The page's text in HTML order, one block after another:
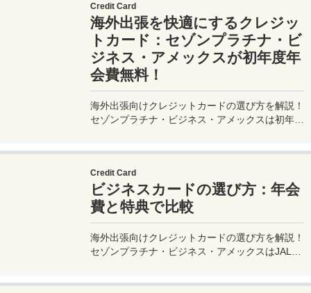
seasoned travelers. Explore more at
measuretrip.com!
Credit Card
海外出張を快適にするクレジッ
トカード：セゾンプラチナ・ビ
ジネス・アメックスが初年度年
会費無料！
海外出張向けクレジットカードの選び方を解説！
セゾンプラチナ・ビジネス・アメックスは初年度
Credit Card
ビジネスカードの選び方：年会
費と特典で比較
海外出張向けクレジットカードの選び方を解説！
セゾンプラチナ・ビジネス・アメックスはJALマ